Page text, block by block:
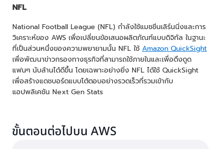
NFL
National Football League (NFL) กำลังใช้แมชชีนเลิร์นนิ่งและการ
วิเคราะห์ของ AWS เพื่อเปลี่ยนข้อเสนอผลิตภัณฑ์แบบดิจิทัล ในฐานะ
ที่เป็นส่วนหนึ่งของความพยายามนั้น NFL ใช้ Amazon QuickSight
เพื่อพัฒนาข่าวกรองทางธุรกิจที่สามารถใช้ภายในและเพื่อดึงดูด
แฟนๆ นับล้านได้ดีขึ้น โดยเฉพาะอย่างยิ่ง NFL ได้ใช้ QuickSight
เพื่อสร้างแดชบอร์ดแบบโต้ตอบอย่างรวดเร็วที่รวมเข้ากับ
แอปพลิเคชัน Next Gen Stats
ขั้นตอนต่อไปบน AWS